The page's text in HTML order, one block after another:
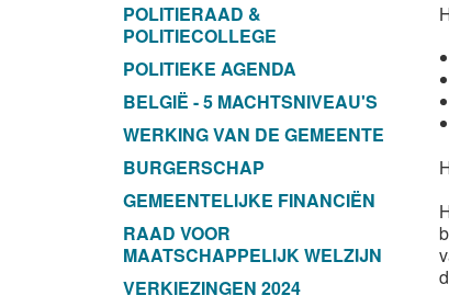
POLITIERAAD &
POLITIECOLLEGE
POLITIEKE AGENDA
BELGIË - 5 MACHTSNIVEAU'S
WERKING VAN DE GEMEENTE
BURGERSCHAP
GEMEENTELIJKE FINANCIËN
RAAD VOOR
MAATSCHAPPELIJK WELZIJN
VERKIEZINGEN 2024